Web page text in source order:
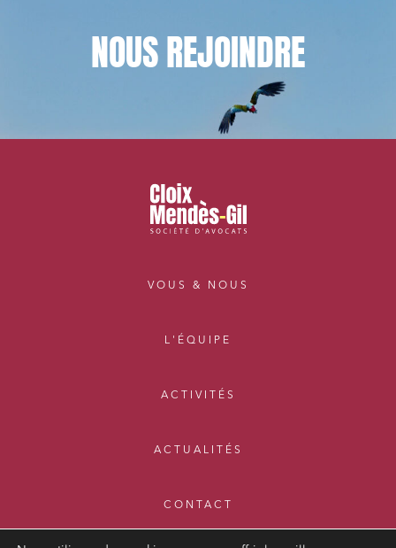
NOUSREJOINDRE
VOUS & NOUS
L'ÉQUIPE
ACTIVITÉS
ACTUALITÉS
CONTACT